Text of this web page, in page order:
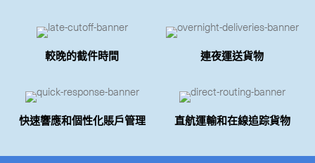
較晚的截件時間 連夜運送貨物
快速響應和個性化賬戶管理 直航運輸和在線追踪貨物